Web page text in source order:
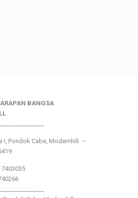
BANGSA
I, Pondok Cabe, Modernhill –
7403035